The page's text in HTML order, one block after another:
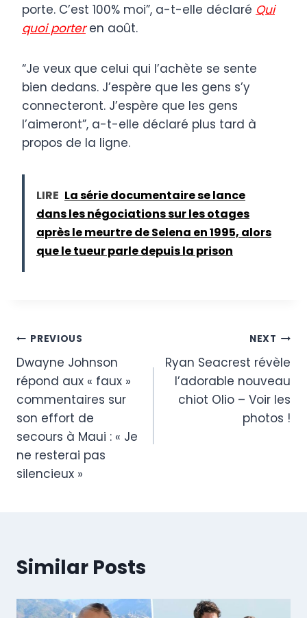
porte. C’est 100% moi”, a-t-elle déclaré Qui
quoi porteren août.
“Je veux que celui qui l’achète se sente
bien dedans. J’espère que les gens s’y
connecteront. J’espère que les gens
l’aimeront”, a-t-elle déclaré plus tard à
propos de la ligne.
LIRE La série documentaire se lance
dans les négociations sur les otages
après le meurtre de Selena en 1995, alors
que le tueur parle depuis la prison
Post
navigation
PREVIOUS
Dwayne Johnson
répond aux « faux »
commentaires sur
son effort de
secours à Maui : « Je
ne resterai pas
silencieux »
NEXT
Ryan Seacrest révèle
l’adorable nouveau
chiot Olio – Voir les
photos !
Similar Posts